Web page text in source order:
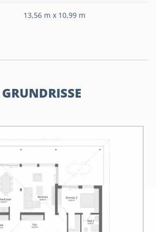
13,56 m x 10,99 m
GRUNDRISSE